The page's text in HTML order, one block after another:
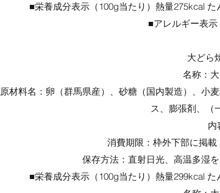
■栄養成分表示（100g当たり）熱量275kcal
■アレルギー表
大どら
名称：大
原材料名：卵（群馬県産）、砂糖（国内製造）、小
ス、膨張剤、（
内
消費期限：枠外下部に掲
保存方法：直射日光、高温多湿
■栄養成分表示（100g当たり）熱量299kcal